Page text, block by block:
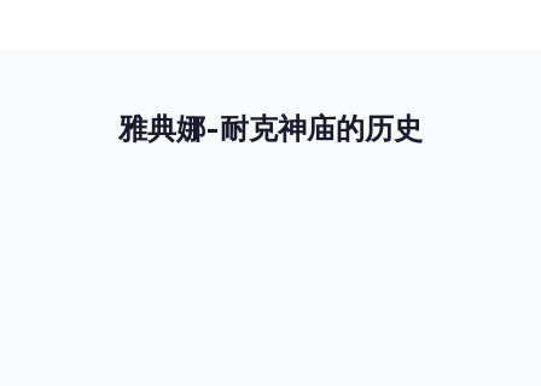
雅典娜-耐克神庙的历史